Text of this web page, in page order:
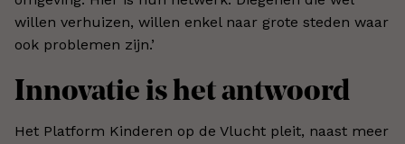
willen verhuizen, willen enkel naar grote steden waar
ook problemen zijn.’
Innovatie is het antwoord
Het Platform Kinderen op de Vlucht pleit, naast meer